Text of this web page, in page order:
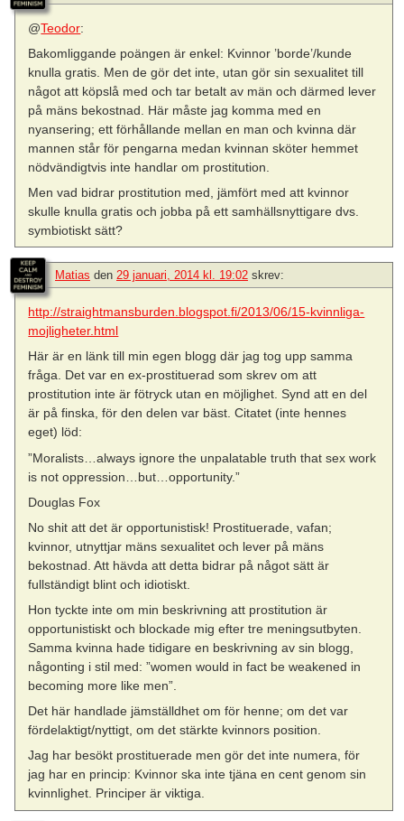
@Teodor:
Bakomliggande poängen är enkel: Kvinnor ’borde’/kunde
knulla gratis. Men de gör det inte, utan gör sin sexualitet till
något att köpslå med och tar betalt av män och därmed lever
på mäns bekostnad. Här måste jag komma med en
nyansering; ett förhållande mellan en man och kvinna där
mannen står för pengarna medan kvinnan sköter hemmet
nödvändigtvis inte handlar om prostitution.
Men vad bidrar prostitution med, jämfört med att kvinnor
skulle knulla gratis och jobba på ett samhällsnyttigare dvs.
symbiotiskt sätt?
Matias den 29 januari, 2014 kl. 19:02 skrev:
http://straightmansburden.blogspot.fi/2013/06/15-kvinnliga-
mojligheter.html
Här är en länk till min egen blogg där jag tog upp samma
fråga. Det var en ex-prostituerad som skrev om att
prostitution inte är fötryck utan en möjlighet. Synd att en del
är på finska, för den delen var bäst. Citatet (inte hennes
eget) löd:
”Moralists…always ignore the unpalatable truth that sex work
is not oppression…but…opportunity.”
Douglas Fox
No shit att det är opportunistisk! Prostituerade, vafan;
kvinnor, utnyttjar mäns sexualitet och lever på mäns
bekostnad. Att hävda att detta bidrar på något sätt är
fullständigt blint och idiotiskt.
Hon tyckte inte om min beskrivning att prostitution är
opportunistiskt och blockade mig efter tre meningsutbyten.
Samma kvinna hade tidigare en beskrivning av sin blogg,
någonting i stil med: ”women would in fact be weakened in
becoming more like men”.
Det här handlade jämställdhet om för henne; om det var
fördelaktigt/nyttigt, om det stärkte kvinnors position.
Jag har besökt prostituerade men gör det inte numera, för
jag har en princip: Kvinnor ska inte tjäna en cent genom sin
kvinnlighet. Principer är viktiga.